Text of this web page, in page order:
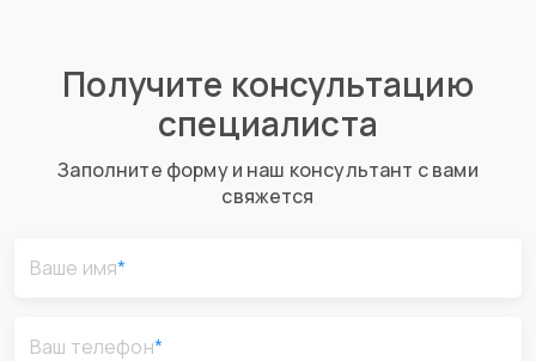
Получите консультацию
специалиста
Заполните форму и наш консультант с вами
свяжется
Ваше имя*
Ваш телефон*